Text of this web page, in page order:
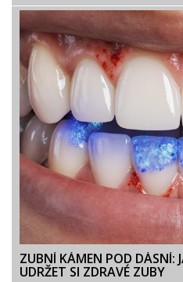
ZUBNÍ KÁMEN POD DÁSNÍ:
UDRŽET SI ZDRAVÉ ZUBY